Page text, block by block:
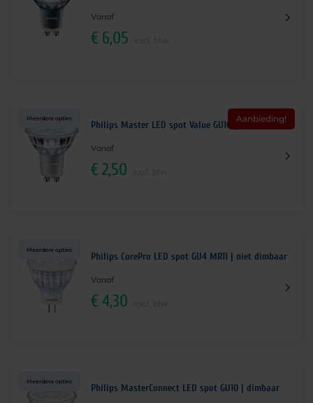
Vanaf
€ 6,05
Meerdere opties Aanbieding!
Philips Master LED spot Value GU10 | dimbaar
Vanaf
€2,50
Meerdere opties
Philips CorePro LED spot GU4 MR11 | niet dimbaar
Vanaf
€ 4,30
Meerdere opties
Philips MasterConnect LED spot GU10 | dimbaar